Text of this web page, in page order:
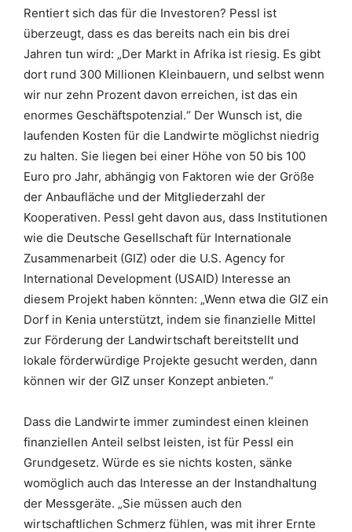
Rentiert sich das für die Investoren? Pessl ist
überzeugt, dass es das bereits nach ein bis drei
Jahren tun wird: „Der Markt in Afrika ist riesig. Es gibt
dort rund 300 Millionen Kleinbauern, und selbst wenn
wir nur zehn Prozent davon erreichen, ist das ein
enormes Geschäftspotenzial.“ Der Wunsch ist, die
laufenden Kosten für die Landwirte möglichst niedrig
zu halten. Sie liegen bei einer Höhe von 50 bis 100
Euro pro Jahr, abhängig von Faktoren wie der Größe
der Anbaufläche und der Mitgliederzahl der
Kooperativen. Pessl geht davon aus, dass Institutionen
wie die Deutsche Gesellschaft für Internationale
Zusammenarbeit (GIZ) oder die U.S. Agency for
International Development (USAID) Interesse an
diesem Projekt haben könnten: „Wenn etwa die GIZ ein
Dorf in Kenia unterstützt, indem sie finanzielle Mittel
zur Förderung der Landwirtschaft bereitstellt und
lokale förderwürdige Projekte gesucht werden, dann
können wir der GIZ unser Konzept anbieten.“
Dass die Landwirte immer zumindest einen kleinen
finanziellen Anteil selbst leisten, ist für Pessl ein
Grundgesetz. Würde es sie nichts kosten, sänke
womöglich auch das Interesse an der Instandhaltung
der Messgeräte. „Sie müssen auch den
wirtschaftlichen Schmerz fühlen, was mit ihrer Ernte